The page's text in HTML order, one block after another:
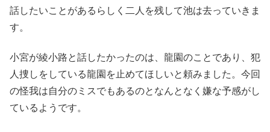
話したいことがあるらしく二人を残して池は去っていきま
す。
小宮が綾小路と話したかったのは、龍園のことであり、犯
人捜しをしている龍園を止めてほしいと頼みました。今回
の怪我は自分のミスでもあるのとなんとなく嫌な予感がし
ているようです。